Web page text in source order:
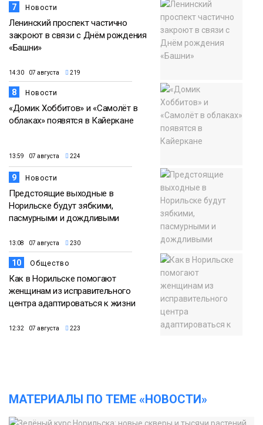
7 Новости
Ленинский проспект частично
закроют в связи с Днём рождения
«Башни»
14:30 07 августа 219
8 Новости
«Домик Хоббитов» и «Самолёт в
облаках» появятся в Кайеркане
13:59 07 августа 224
9 Новости
Предстоящие выходные в
Норильске будут зябкими,
пасмурными и дождливыми
13:08 07 августа 230
10 Общество
Как в Норильске помогают
женщинам из исправительного
центра адаптироваться к жизни
12:32 07 августа 223
МАТЕРИАЛЫ ПО ТЕМЕ «НОВОСТИ»